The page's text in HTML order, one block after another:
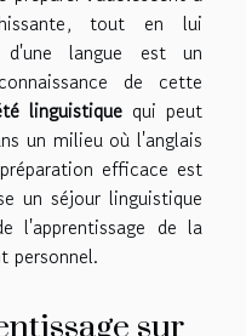
tout en lui
d'une langue est un
de cette
linguistique qui peut
un milieu où l'anglais
efficace est
un séjour linguistique
l'apprentissage de la
personnel.
sur